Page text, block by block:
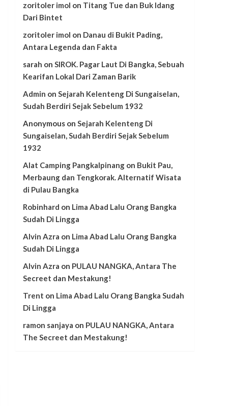
zoritoler imol on Titang Tue dan Buk Idang
Dari Bintet
zoritoler imol on Danau di Bukit Pading,
Antara Legenda dan Fakta
sarah on SIROK. Pagar Laut Di Bangka, Sebuah
Kearifan Lokal Dari Zaman Barik
Admin on Sejarah Kelenteng Di Sungaiselan,
Sudah Berdiri Sejak Sebelum 1932
Anonymouson Sejarah Kelenteng Di
Sungaiselan, Sudah Berdiri Sejak Sebelum
1932
Alat Camping Pangkalpinangon Bukit Pau,
Merbaung dan Tengkorak. Alternatif Wisata
di Pulau Bangka
Robinhard on Lima Abad Lalu Orang Bangka
Sudah Di Lingga
Alvin Azra on Lima Abad Lalu Orang Bangka
Sudah Di Lingga
Alvin Azra on PULAU NANGKA, Antara The
Secreet dan Mestakung!
Trent on Lima Abad Lalu Orang Bangka Sudah
Di Lingga
ramon sanjaya on PULAU NANGKA, Antara
The Secreet dan Mestakung!